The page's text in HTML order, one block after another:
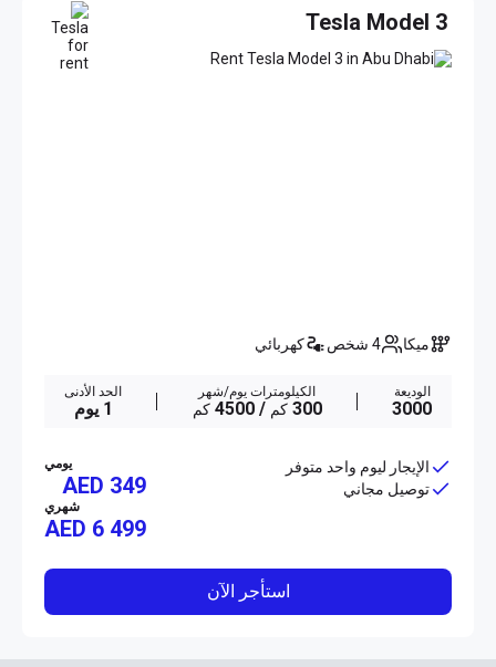
Tesla Model 3
ميكا 4 شخص كهربائي
الوديعة
3000
الكيلومترات يوم/شهر
300 كم / 4500 كم
الحد الأدنى
1 يوم
الإيجار ليوم واحد متوفر
توصيل مجاني
يومي
AED 349
شهري
AED 6 499
استأجر الآن